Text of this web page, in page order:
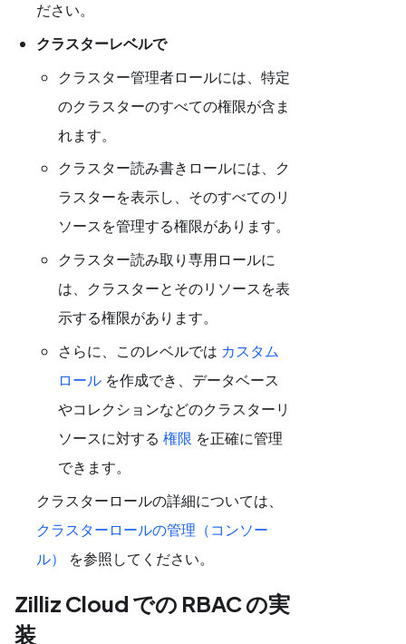
ださい。
クラスターレベルで
クラスター管理者ロールには、特定
のクラスターのすべての権限が含ま
れます。
クラスター読み書きロールには、ク
ラスターを表示し、そのすべてのリ
ソースを管理する権限があります。
クラスター読み取り専用ロールに
は、クラスターとそのリソースを表
示する権限があります。
さらに、このレベルでは カスタム
ロール を作成でき、データベース
やコレクションなどのクラスターリ
ソースに対する 権限 を正確に管理
できます。
クラスターロールの詳細については、
クラスターロールの管理（コンソー
ル）
を参照してください。
Zilliz Cloud での RBAC の実
装